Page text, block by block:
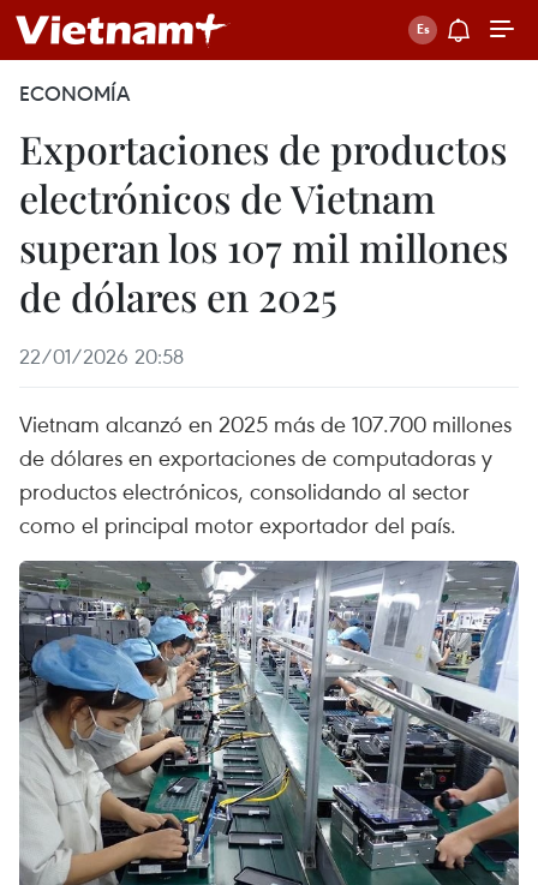
ECONOMÍA
Exportaciones de productos
electrónicos de Vietnam
superan los 107 mil millones
de dólares en 2025
22/01/2026 20:58
Vietnam alcanzó en 2025 más de 107.700 millones
de dólares en exportaciones de computadoras y
productos electrónicos, consolidando al sector
como el principal motor exportador del país.